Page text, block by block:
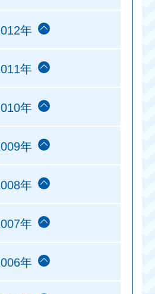
年
年
年
年
年
年
年